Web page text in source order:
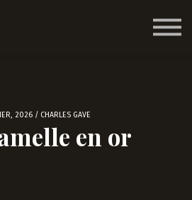
2026 / CHARLES GAVE
en or